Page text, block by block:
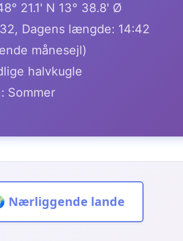
21.1' N 13° 38.8' Ø
Dagens længde: 14:42
månesejl)
halvkugle
Sommer
Nærliggende lande